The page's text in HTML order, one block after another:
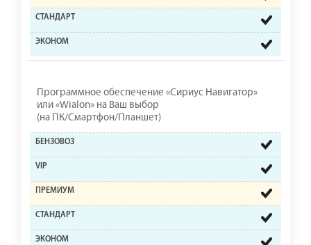
Программное обеспечение «Сириус Навигатор»
или «Wialon» на Ваш выбор
(на ПК/Смартфон/Планшет)